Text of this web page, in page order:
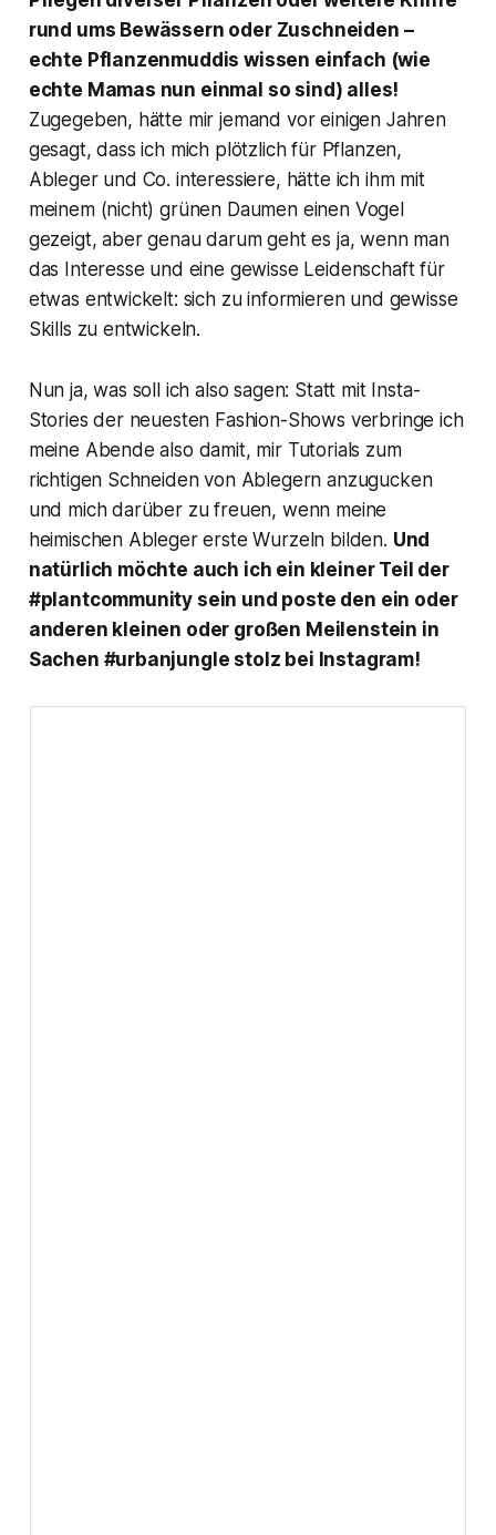
rund ums Bewässern oder Zuschneiden –
echte Pflanzenmuddis wissen einfach (wie
echte Mamas nun einmal so sind) alles!
Zugegeben, hätte mir jemand vor einigen Jahren
gesagt, dass ich mich plötzlich für Pflanzen,
Ableger und Co. interessiere, hätte ich ihm mit
meinem (nicht) grünen Daumen einen Vogel
gezeigt, aber genau darum geht es ja, wenn man
das Interesse und eine gewisse Leidenschaft für
etwas entwickelt: sich zu informieren und gewisse
Skills zu entwickeln.
Nun ja, was soll ich also sagen: Statt mit Insta-
Stories der neuesten Fashion-Shows verbringe ich
meine Abende also damit, mir Tutorials zum
richtigen Schneiden von Ablegern anzugucken
und mich darüber zu freuen, wenn meine
heimischen Ableger erste Wurzeln bilden. Und
natürlich möchte auch ich ein kleiner Teil der
#plantcommunity sein und poste den ein oder
anderen kleinen oder großen Meilenstein in
Sachen #urbanjungle stolz bei Instagram!